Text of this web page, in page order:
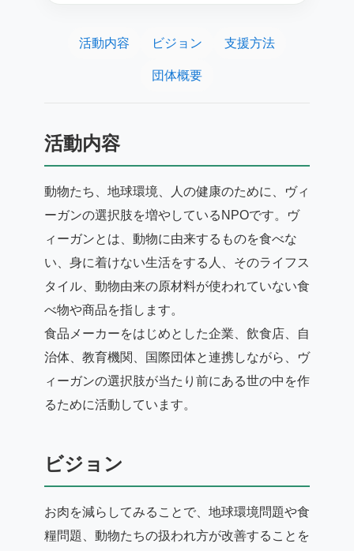
活動内容 ビジョン 支援方法
団体概要
活動内容
動物たち、地球環境、人の健康のために、ヴィ
ーガンの選択肢を増やしているNPOです。ヴ
ィーガンとは、動物に由来するものを食べな
い、身に着けない生活をする人、そのライフス
タイル、動物由来の原材料が使われていない食
べ物や商品を指します。
食品メーカーをはじめとした企業、飲食店、自
治体、教育機関、国際団体と連携しながら、ヴ
ィーガンの選択肢が当たり前にある世の中を作
るために活動しています。
ビジョン
お肉を減らしてみることで、地球環境問題や食
糧問題、動物たちの扱われ方が改善することを